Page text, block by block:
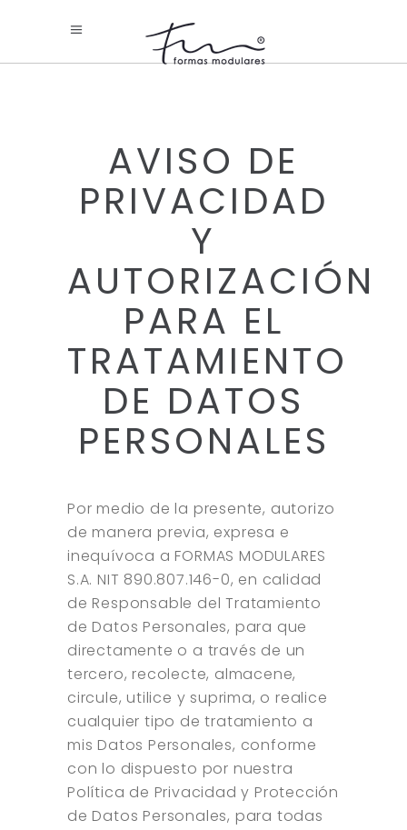
AVISO DE
PRIVACIDAD
Y
AUTORIZACIÓN
PARA EL
TRATAMIENTO
DE DATOS
PERSONALES
Por medio de la presente, autorizo
de manera previa, expresa e
inequívoca a FORMAS MODULARES
S.A. NIT 890.807.146-0, en calidad
de Responsable del Tratamiento
de Datos Personales, para que
directamente o a través de un
tercero, recolecte, almacene,
circule, utilice y suprima, o realice
cualquier tipo de tratamiento a
mis Datos Personales, conforme
con lo dispuesto por nuestra
Política de Privacidad y Protección
de Datos Personales, para todas